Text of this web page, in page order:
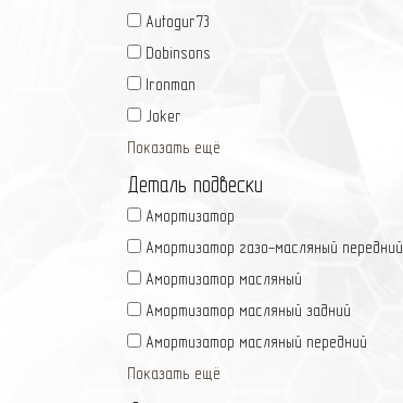
Autogur73
Dobinsons
Ironman
Joker
Показать ещё
Деталь подвески
Амортизатор
Амортизатор газо-масляный передний
Амортизатор масляный
Амортизатор масляный задний
Амортизатор масляный передний
Показать ещё